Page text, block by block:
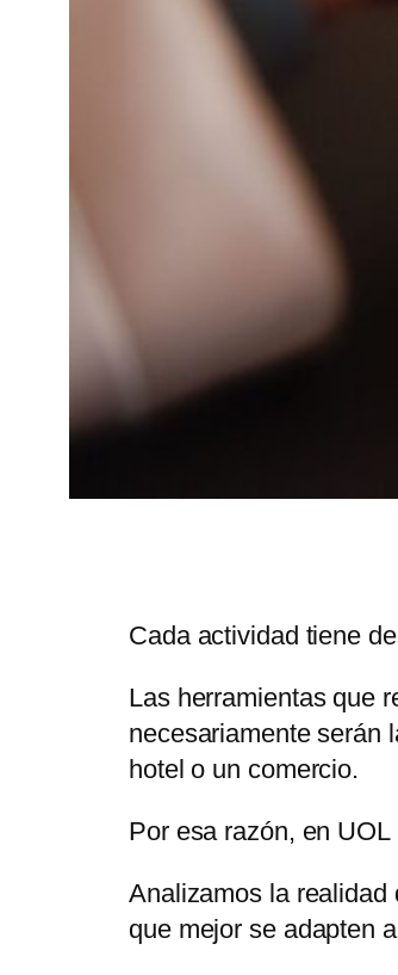
Cada actividad tiene
Las herramientas que
necesariamente serán
hotel o un comercio.
Por esa razón, en
Analizamos la
que mejor se adapten